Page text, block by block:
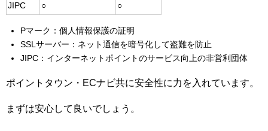
JIPC
○ ○
Pマーク：個人情報保護の証明
SSLサーバー：ネット通信を暗号化して盗難を防止
JIPC：インターネットポイントのサービス向上の非営利団体
ポイントタウン・ECナビ共に安全性に力を入れています。
まずは安心して良いでしょう。